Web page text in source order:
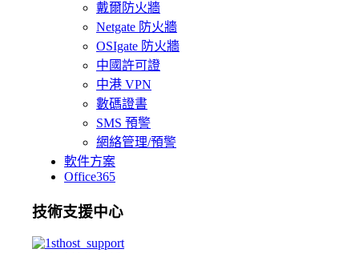
戴爾防火牆
Netgate 防火牆
OSIgate 防火牆
中國許可證
中港 VPN
數碼證書
SMS 預警
網絡管理/預警
軟件方案
Office365
技術支援中心